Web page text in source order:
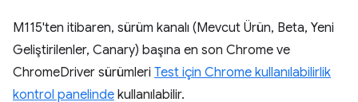
M115'ten itibaren, sürüm kanalı (Mevcut Ürün, Beta, Yeni
Geliştirilenler, Canary) başına en son Chrome ve
ChromeDriver sürümleri Test için Chrome kullanılabilirlik
kontrol panelinde kullanılabilir.